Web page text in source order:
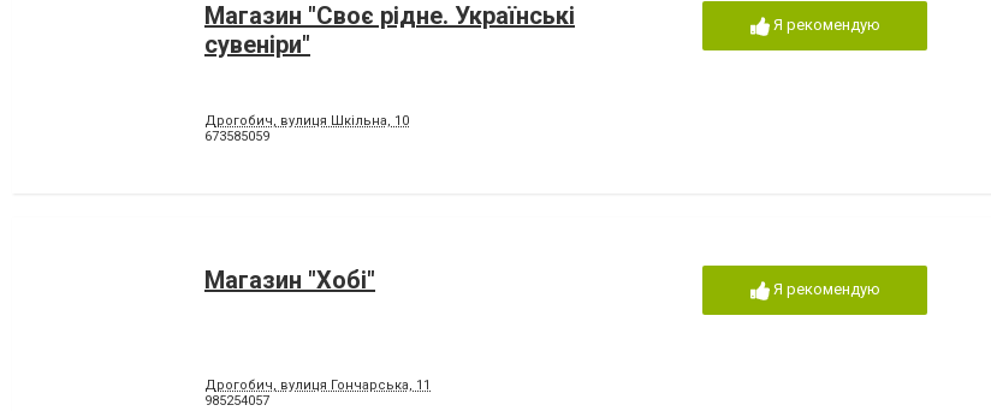
Магазин "Своє рідне. Українські
сувеніри"
Дрогобич, вулиця Шкільна, 10
673585059
Я рекомендую
Магазин "Хобі"
Дрогобич, вулиця Гончарська, 11
985254057
Я рекомендую